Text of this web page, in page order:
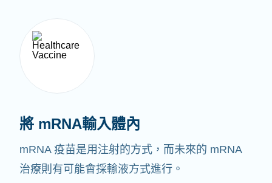
將 mRNA輸入體內
mRNA 疫苗是用注射的方式，而未來的 mRNA
治療則有可能會採輸液方式進行。